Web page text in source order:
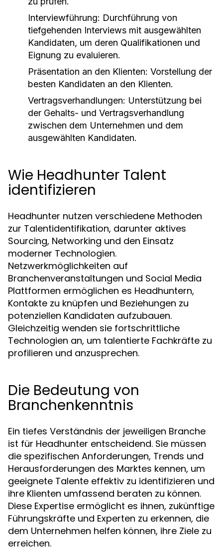
Interviewführung: Durchführung von
tiefgehenden Interviews mit ausgewählten
Kandidaten, um deren Qualifikationen und
Eignung zu evaluieren.
Präsentation an den Klienten: Vorstellung der
besten Kandidaten an den Klienten.
Vertragsverhandlungen: Unterstützung bei
der Gehalts- und Vertragsverhandlung
zwischen dem Unternehmen und dem
ausgewählten Kandidaten.
Wie Headhunter Talent
identifizieren
Headhunter nutzen verschiedene Methoden
zur Talentidentifikation, darunter aktives
Sourcing, Networking und den Einsatz
moderner Technologien.
Netzwerkmöglichkeiten auf
Branchenveranstaltungen und Social Media
Plattformen ermöglichen es Headhuntern,
Kontakte zu knüpfen und Beziehungen zu
potenziellen Kandidaten aufzubauen.
Gleichzeitig wenden sie fortschrittliche
Technologien an, um talentierte Fachkräfte zu
profilieren und anzusprechen.
Die Bedeutung von
Branchenkenntnis
Ein tiefes Verständnis der jeweiligen Branche
ist für Headhunter entscheidend. Sie müssen
die spezifischen Anforderungen, Trends und
Herausforderungen des Marktes kennen, um
geeignete Talente effektiv zu identifizieren und
ihre Klienten umfassend beraten zu können.
Diese Expertise ermöglicht es ihnen, zukünftige
Führungskräfte und Experten zu erkennen, die
dem Unternehmen helfen können, ihre Ziele zu
erreichen.